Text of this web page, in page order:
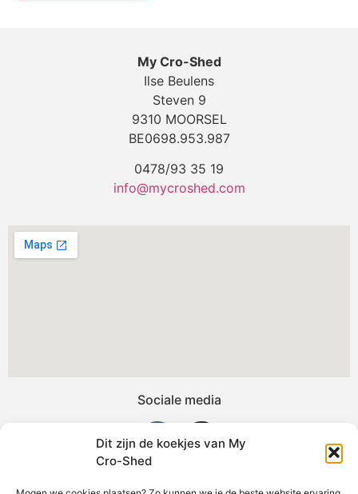
Dit zijn de koekjes van My
Cro-Shed
My Cro-Shed
Ilse Beulens
Steven 9
9310 MOORSEL
BE0698.953.987
0478/93 35 19
info@mycroshed.com
Sociale media